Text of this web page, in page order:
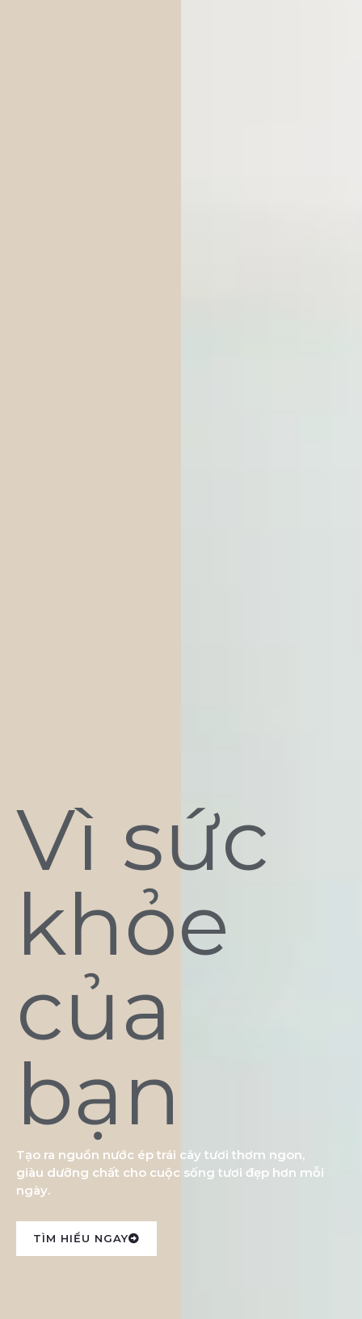
Vì sức
khỏe
của
bạn
Tạo ra nguồn nước ép trái cây tươi thơm ngon,
giàu dưỡng chất cho cuộc sống tươi đẹp hơn mỗi
ngày.
TÌM HIỂU NGAY